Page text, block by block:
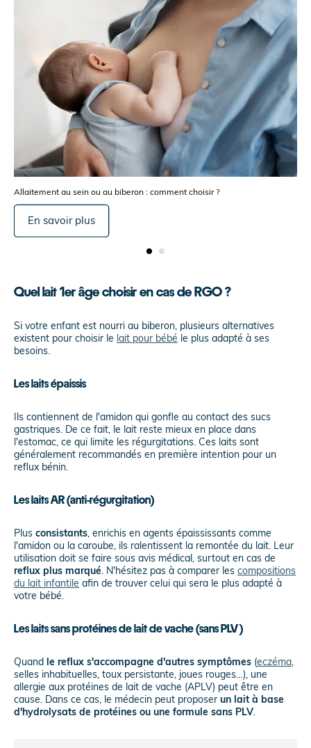
Allaitement au sein ou au biberon : comment choisir ?
En savoir plus
Quel lait 1er âge choisir en cas de RGO ?
Si votre enfant est nourri au biberon, plusieurs alternatives
existent pour choisir le lait pour bébé le plus adapté à ses
besoins.
Les laits épaissis
Ils contiennent de l'amidon qui gonfle au contact des sucs
gastriques. De ce fait, le lait reste mieux en place dans
l'estomac, ce qui limite les régurgitations. Ces laits sont
généralement recommandés en première intention pour un
reflux bénin.
Les laits AR (anti-régurgitation)
Plus consistants, enrichis en agents épaississants comme
l'amidon ou la caroube, ils ralentissent la remontée du lait. Leur
utilisation doit se faire sous avis médical, surtout en cas de
reflux plus marqué. N'hésitez pas à comparer les compositions
du lait infantile afin de trouver celui qui sera le plus adapté à
votre bébé.
Les laits sans protéines de lait de vache (sans PLV)
Quand le reflux s'accompagne d'autres symptômes (eczéma,
selles inhabituelles, toux persistante, joues rouges…), une
allergie aux protéines de lait de vache (APLV) peut être en
cause. Dans ce cas, le médecin peut proposer un lait à base
d'hydrolysats de protéines ou une formule sans PLV.